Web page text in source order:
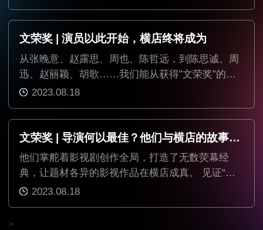
文荣奖 | 演员以此开始，横店终将成为
从张晚意、赵露思、周也、陈哲远，到陈思诚、周
迅、赵丽颖、胡歌……我们能从获得”文荣奖”的角
色群像之中，看见每一位不同阶段的演员当时的历
去生长。
2023.08.18
文荣奖 | 导演何以最佳？他们与横店的故事未完待续
他们掌舵着影视剧创作全局，打造了无数荧幕经
典，让题材各异的影视作品在横店成真。 见证“文
荣奖”成长的同时，这些有着横店情结的优秀导演，
2023.08.18
>